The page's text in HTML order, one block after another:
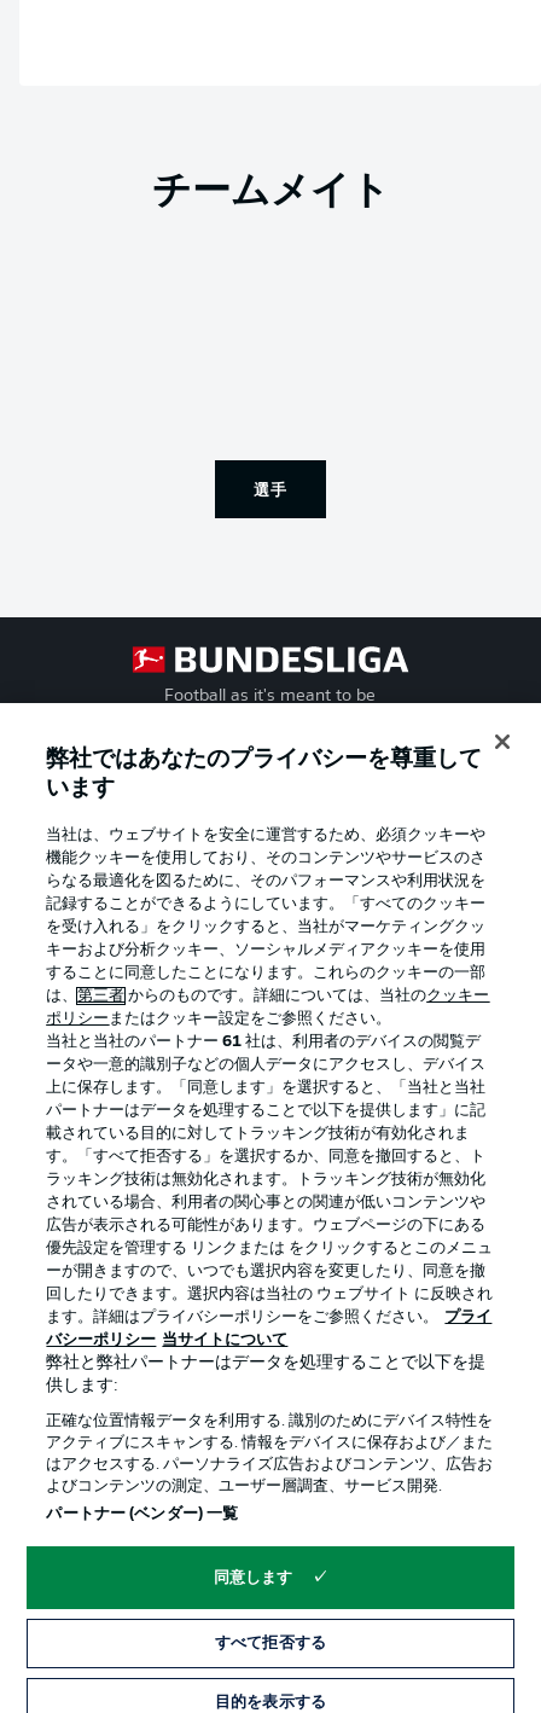
チームメイト
選手
Football as it's meant to be
Official Partners
プライバシー・ポリシー 優先設定を管理する
利用条件 放送局
求人 選手
当サイトについて
© 2026 Bundesliga-Gruppe GmbH
言語をお選びください
Display Mode
弊社ではあなたのプライバシーを尊重して
います
当社は、ウェブサイトを安全に運営するため、必須クッキーや
機能クッキーを使用しており、そのコンテンツやサービスのさ
らなる最適化を図るために、そのパフォーマンスや利用状況を
記録することができるようにしています。「すべてのクッキー
を受け入れる」をクリックすると、当社がマーケティングクッ
キーおよび分析クッキー、ソーシャルメディアクッキーを使用
することに同意したことになります。これらのクッキーの一部
は、第三者 からのものです。詳細については、当社のクッキー
ポリシー またはクッキー設定をご参照ください。
当社と当社のパートナー61 社は、利用者のデバイスの閲覧デ
ータや一意的識別子などの個人データにアクセスし、デバイス
上に保存します。「同意します」を選択すると、「当社と当社
パートナーはデータを処理することで以下を提供します」に記
載されている目的に対してトラッキング技術が有効化されま
す。「すべて拒否する」を選択するか、同意を撤回すると、ト
ラッキング技術は無効化されます。トラッキング技術が無効化
されている場合、利用者の関心事との関連が低いコンテンツや
広告が表示される可能性があります。ウェブページの下にある
優先設定を管理する リンクまたは をクリックするとこのメニュ
ーが開きますので、いつでも選択内容を変更したり、同意を撤
回したりできます。選択内容は当社の ウェブサイト に反映され
ます。詳細はプライバシーポリシーをご参照ください。
プライ
バシーポリシー 当サイトについて
弊社と弊社パートナーはデータを処理することで以下を提
供します:
正確な位置情報データを利用する. 識別のためにデバイス特性を
アクティブにスキャンする. 情報をデバイスに保存および／また
はアクセスする. パーソナライズ広告およびコンテンツ、広告お
よびコンテンツの測定、ユーザー層調査、サービス開発.
パートナー (ベンダー) 一覧
同意します
すべて拒否する
目的を表示する